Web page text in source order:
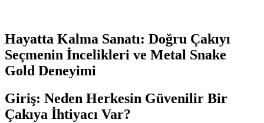
Hayatta Kalma Sanatı: Doğru Çakıyı
Seçmenin İncelikleri ve Metal Snake
Gold Deneyimi
Giriş: Neden Herkesin Güvenilir Bir
Çakıya İhtiyacı Var?